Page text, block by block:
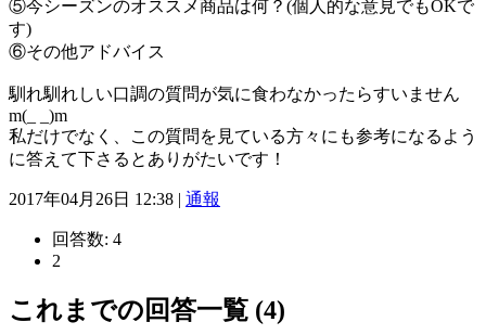
⑤今シーズンのオススメ商品は何？(個人的な意見でもOKで
す)
⑥その他アドバイス
馴れ馴れしい口調の質問が気に食わなかったらすいません
m(_ _)m
私だけでなく、この質問を見ている方々にも参考になるよう
に答えて下さるとありがたいです！
2017年04月26日 12:38 | 通報
回答数: 4
2
これまでの回答一覧 (4)